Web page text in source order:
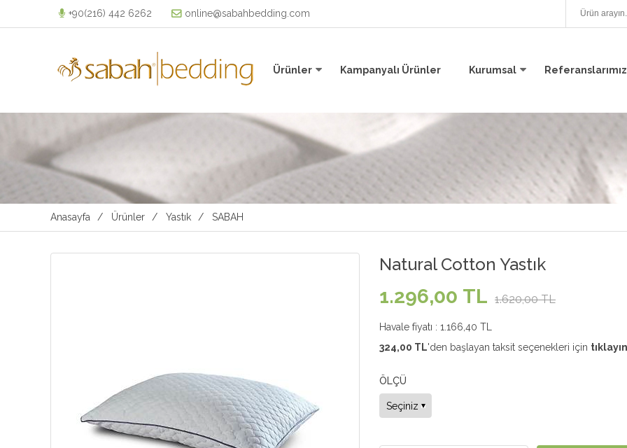
+90(216) 442 6262 online@sabahbedding.com
Ürünler Kampanyalı Ürünler Kurumsal Referanslarımız
Anasayfa Ürünler Yastık SABAH
Natural Cotton Yastık
1.296,00 TL 1.620,00 TL
Havale fiyatı : 1.166,40 TL
324,00 TL'den başlayan taksit seçenekleri için
ÖLÇÜ